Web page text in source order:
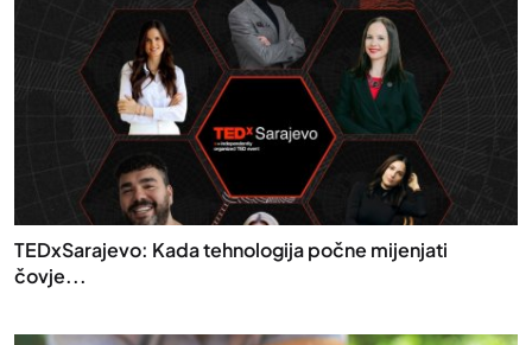
TEDxSarajevo: Kada tehnologija počne mijenjati
čovje...